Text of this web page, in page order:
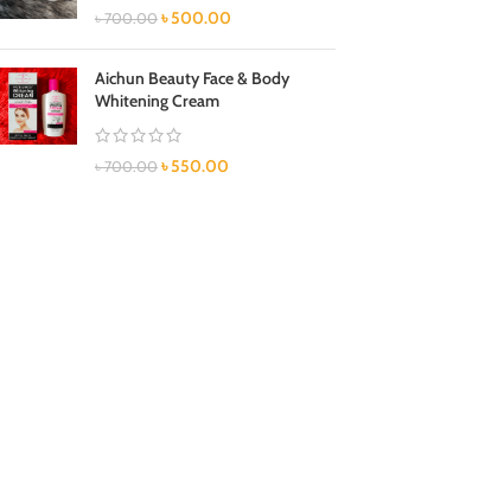
৳700.00 ৳500.00
Aichun Beauty Face & Body
Whitening Cream
৳700.00 ৳550.00